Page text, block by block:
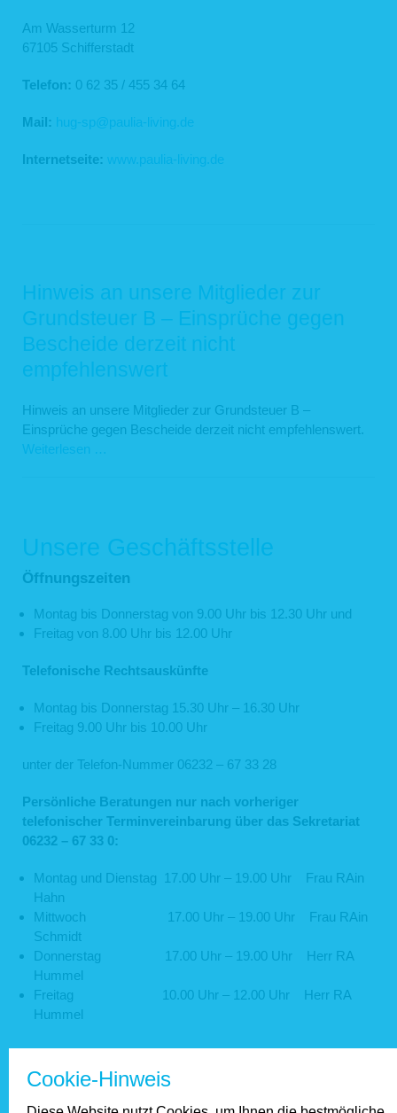
Am Wasserturm 12
67105 Schifferstadt
Telefon: 0 62 35 / 455 34 64
Mail: hug-sp@paulia-living.de
Internetseite: www.paulia-living.de
Hinweis an unsere Mitglieder zur
Grundsteuer B – Einsprüche gegen
Bescheide derzeit nicht
empfehlenswert
Hinweis an unsere Mitglieder zur Grundsteuer B –
Einsprüche gegen Bescheide derzeit nicht empfehlenswert.
Weiterlesen …
Unsere Geschäftsstelle
Öffnungszeiten
Montag bis Donnerstag von 9.00 Uhr bis 12.30 Uhr und
Freitag von 8.00 Uhr bis 12.00 Uhr
Telefonische Rechtsauskünfte
Montag bis Donnerstag 15.30 Uhr – 16.30 Uhr
Freitag 9.00 Uhr bis 10.00 Uhr
unter der Telefon-Nummer 06232 – 67 33 28
Persönliche Beratungen nur nach vorheriger
telefonischer Terminvereinbarung über das Sekretariat
06232 – 67 33 0:
Montag und Dienstag 17.00 Uhr – 19.00 Uhr Frau RAin
Hahn
Mittwoch 17.00 Uhr – 19.00 Uhr Frau RAin
Schmidt
Donnerstag 17.00 Uhr – 19.00 Uhr Herr RA
Hummel
Freitag 10.00 Uhr – 12.00 Uhr Herr RA
Hummel
Haus & Grund TV:
Cookie-Hinweis